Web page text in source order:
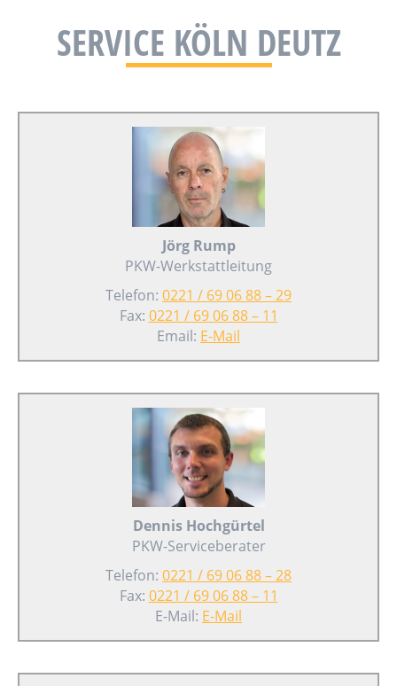
SERVICE KÖLN DEUTZ
Jörg Rump
PKW-Werkstattleitung
Telefon: 0221 / 69 06 88 – 29
Fax: 0221 / 69 06 88 – 11
Email: E-Mail
Dennis Hochgürtel
PKW-Serviceberater
Telefon: 0221 / 69 06 88 – 28
Fax: 0221 / 69 06 88 – 11
E-Mail: E-Mail